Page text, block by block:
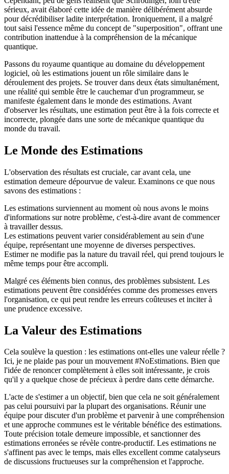
sérieux, avait élaboré cette idée de manière délibérément absurde
pour décrédibiliser ladite interprétation. Ironiquement, il a malgré
tout saisi l'essence même du concept de "superposition", offrant une
contribution inattendue à la compréhension de la mécanique
quantique.
Passons du royaume quantique au domaine du développement
logiciel, où les estimations jouent un rôle similaire dans le
déroulement des projets. Se trouver dans deux états simultanément,
une réalité qui semble être le cauchemar d'un programmeur, se
manifeste également dans le monde des estimations. Avant
d'observer les résultats, une estimation peut être à la fois correcte et
incorrecte, plongée dans une sorte de mécanique quantique du
monde du travail.
Le Monde des Estimations
L'observation des résultats est cruciale, car avant cela, une
estimation demeure dépourvue de valeur. Examinons ce que nous
savons des estimations :
Les estimations surviennent au moment où nous avons le moins
d'informations sur notre problème, c'est-à-dire avant de commencer
à travailler dessus.
Les estimations peuvent varier considérablement au sein d'une
équipe, représentant une moyenne de diverses perspectives.
Estimer ne modifie pas la nature du travail réel, qui prend toujours le
même temps pour être accompli.
Malgré ces éléments bien connus, des problèmes subsistent. Les
estimations peuvent être considérées comme des promesses envers
l'organisation, ce qui peut rendre les erreurs coûteuses et inciter à
une prudence excessive.
La Valeur des Estimations
Cela soulève la question : les estimations ont-elles une valeur réelle ?
Ici, je ne plaide pas pour un mouvement #NoEstimations. Bien que
l'idée de renoncer complètement à elles soit intéressante, je crois
qu'il y a quelque chose de précieux à perdre dans cette démarche.
L'acte de s'estimer a un objectif, bien que cela ne soit généralement
pas celui poursuivi par la plupart des organisations. Réunir une
équipe pour discuter d'un problème et parvenir à une compréhension
et une approche communes est le véritable bénéfice des estimations.
Toute précision totale demeure impossible, et sanctionner des
estimations erronées se révèle contre-productif. Les estimations ne
s'affinent pas avec le temps, mais elles excellent comme catalyseurs
de discussions fructueuses sur la compréhension et l'approche.